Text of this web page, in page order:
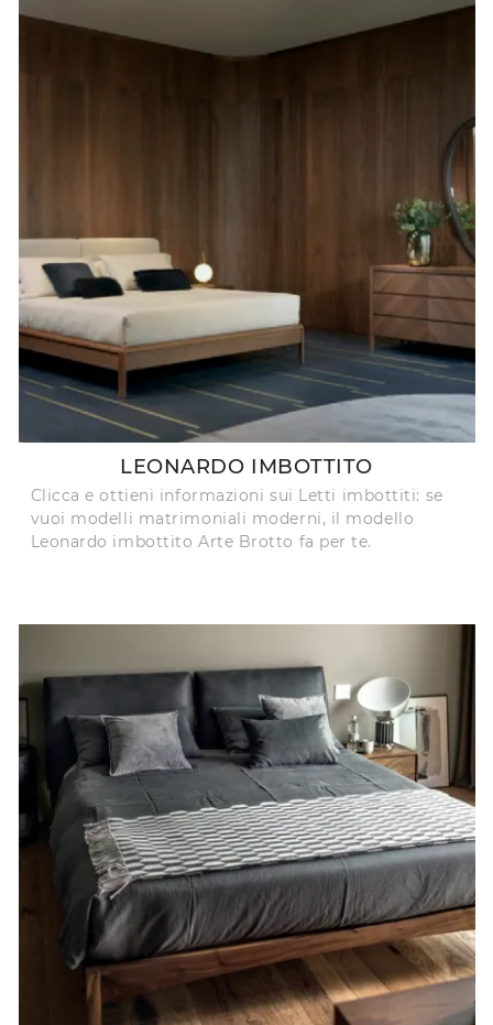
LEONARDO IMBOTTITO
Clicca e ottieni informazioni sui Letti imbottiti: se
vuoi modelli matrimoniali moderni, il modello
Leonardo imbottito Arte Brotto fa per te.